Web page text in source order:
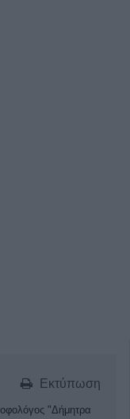
Εκτύπωση
"Δήμητρα